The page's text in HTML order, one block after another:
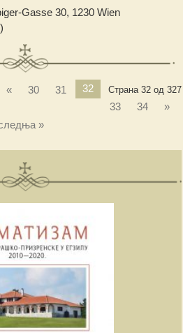
Gasse 30, 1230 Wien
Страна 32 од 327
« 30 31
32
33
34
»
»